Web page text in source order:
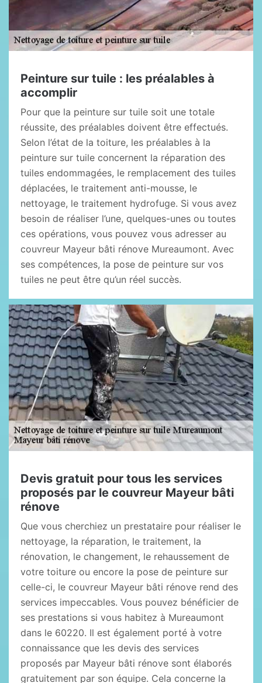
Peinture sur tuile : les préalables à
accomplir
Pour que la peinture sur tuile soit une totale
réussite, des préalables doivent être effectués.
Selon l’état de la toiture, les préalables à la
peinture sur tuile concernent la réparation des
tuiles endommagées, le remplacement des tuiles
déplacées, le traitement anti-mousse, le
nettoyage, le traitement hydrofuge. Si vous avez
besoin de réaliser l’une, quelques-unes ou toutes
ces opérations, vous pouvez vous adresser au
couvreur Mayeur bâti rénove Mureaumont. Avec
ses compétences, la pose de peinture sur vos
tuiles ne peut être qu’un réel succès.
Devis gratuit pour tous les services
proposés par le couvreur Mayeur bâti
rénove
Que vous cherchiez un prestataire pour réaliser le
nettoyage, la réparation, le traitement, la
rénovation, le changement, le rehaussement de
votre toiture ou encore la pose de peinture sur
celle-ci, le couvreur Mayeur bâti rénove rend des
services impeccables. Vous pouvez bénéficier de
ses prestations si vous habitez à Mureaumont
dans le 60220. Il est également porté à votre
connaissance que les devis des services
proposés par Mayeur bâti rénove sont élaborés
gratuitement par son équipe. Cela concerne la